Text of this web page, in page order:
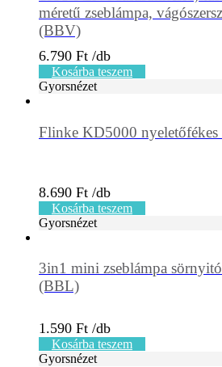
méretű zseblámpa,
(BBV)
6.790 Ft
Kosárba teszem
Gyorsnézet
Flinke KD5000
8.690 Ft
Kosárba teszem
Gyorsnézet
3in1 mini zseblámpa
(BBL)
1.590 Ft
Kosárba teszem
Gyorsnézet